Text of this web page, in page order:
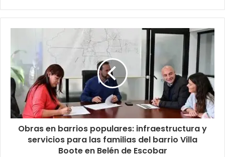
Obras en barrios populares: infraestructura y
servicios para las familias del barrio Villa
Boote en Belén de Escobar